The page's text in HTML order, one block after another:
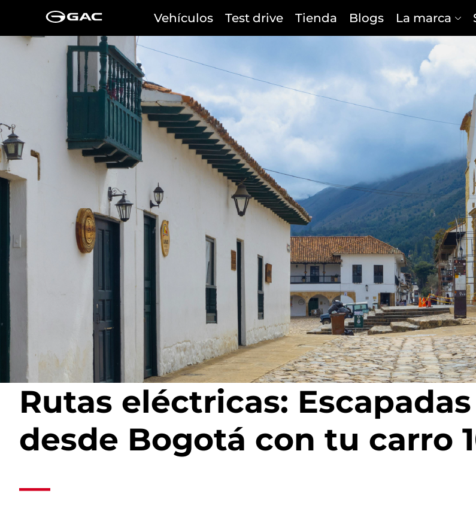
Vehículos Test drive Tienda Blogs La marca
TODOS
100% eléctrico • 2027
HYPTEC HT
Desde $184.990.000*
Ahora desde $169.990.000*
100% eléctrico • 2027
AION UT
Desde $80.990.000*
Ahora desde $78.990.000*
100% eléctrico • 2027
Ahora desde $117.990.000*
Gasolina •
EMZOOM
Desde
Ahora
100% eléctrico • 2027
AION Y PLUS
Desde $107.990.000*
100%
AION
Desde
Ahora
*Precio final ya incluye bono aplicado. Aplican términos y
Rutas eléctricas:
desde Bogotá con tu carro